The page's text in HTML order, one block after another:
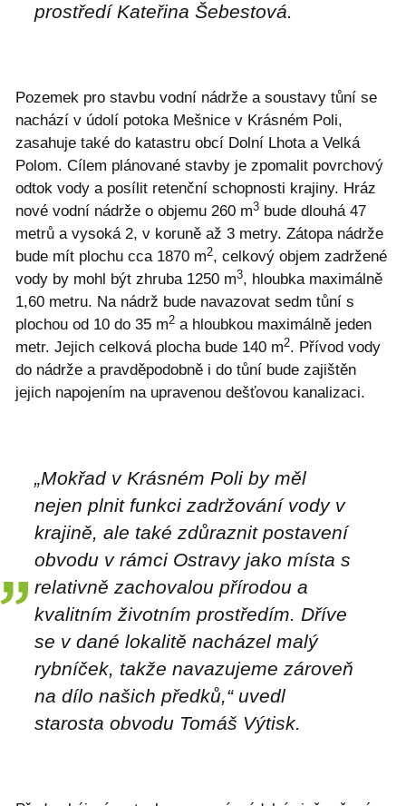
prostředí Kateřina Šebestová.
Pozemek pro stavbu vodní nádrže a soustavy tůní se
nachází v údolí potoka Mešnice v Krásném Poli,
zasahuje také do katastru obcí Dolní Lhota a Velká
Polom. Cílem plánované stavby je zpomalit povrchový
odtok vody a posílit retenční schopnosti krajiny. Hráz
nové vodní nádrže o objemu 260 m3 bude dlouhá 47
metrů a vysoká 2, v koruně až 3 metry. Zátopa nádrže
bude mít plochu cca 1870 m2, celkový objem zadržené
vody by mohl být zhruba 1250 m3, hloubka maximálně
1,60 metru. Na nádrž bude navazovat sedm tůní s
plochou od 10 do 35 m2 a hloubkou maximálně jeden
metr. Jejich celková plocha bude 140 m2. Přívod vody
do nádrže a pravděpodobně i do tůní bude zajištěn
jejich napojením na upravenou dešťovou kanalizaci.
„Mokřad v Krásném Poli by měl
nejen plnit funkci zadržování vody v
krajině, ale také zdůraznit postavení
obvodu v rámci Ostravy jako místa s
relativně zachovalou přírodou a
kvalitním životním prostředím. Dříve
se v dané lokalitě nacházel malý
rybníček, takže navazujeme zároveň
na dílo našich předků,“ uvedl
starosta obvodu Tomáš Výtisk.